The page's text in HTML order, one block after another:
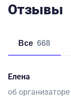
Отзывы
Все 668
Елена
об организаторе